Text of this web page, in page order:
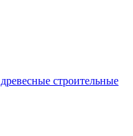
строительные